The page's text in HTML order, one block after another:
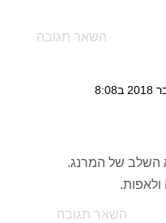
השאר תגובה
השלב של המרנג.
השאר תגובה